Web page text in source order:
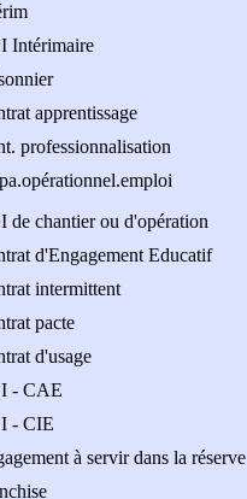
Intérimaire
apprentissage
professionnalisation
de chantier ou d'opération
d'Engagement Educatif
intermittent
pacte
d'usage
- CAE
- CIE
à servir dans la réserve